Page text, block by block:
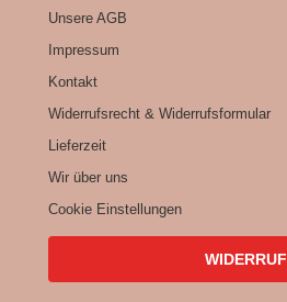
Unsere AGB
Impressum
Kontakt
Widerrufsrecht & Widerrufsformular
Lieferzeit
Wir über uns
Cookie Einstellungen
WIDERRUF